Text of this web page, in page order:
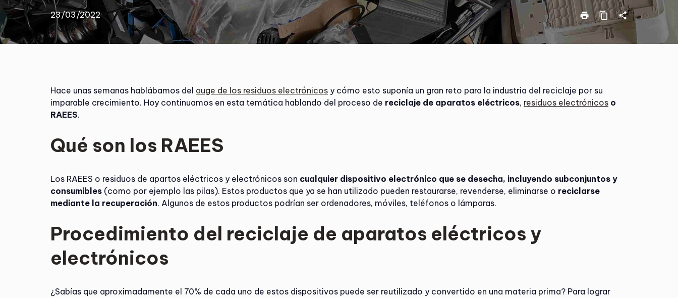
23/03/2022 print content_copy share
Hace unas semanas hablábamos del auge de los residuos electrónicos y cómo esto suponía un gran reto para la industria del reciclaje por su
imparable crecimiento. Hoy continuamos en esta temática hablando del proceso de reciclaje de aparatos eléctricos, residuos electrónicos o
RAEES.
Qué son los RAEES
Los RAEES o residuos de apartos eléctricos y electrónicos son cualquier dispositivo electrónico que se desecha, incluyendo subconjuntos y
consumibles (como por ejemplo las pilas). Estos productos que ya se han utilizado pueden restaurarse, revenderse, eliminarse o reciclarse
mediante la recuperación. Algunos de estos productos podrían ser ordenadores, móviles, teléfonos o lámparas.
Procedimiento del reciclaje de aparatos eléctricos y
electrónicos
¿Sabías que aproximadamente el 70% de cada uno de estos dispositivos puede ser reutilizado y convertido en una materia prima? Para lograr